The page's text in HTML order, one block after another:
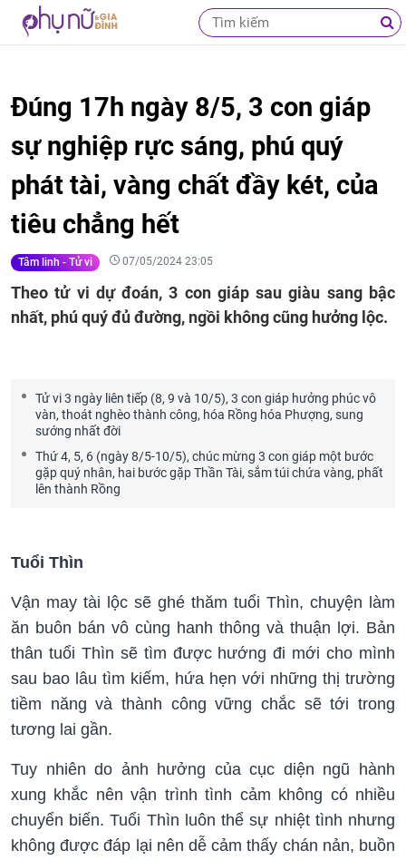
Đúng 17h ngày 8/5, 3 con giáp
sự nghiệp rực sáng, phú quý
phát tài, vàng chất đầy két, của
tiêu chẳng hết
Tâm linh - Tử vi 07/05/2024 23:05
Theo tử vi dự đoán, 3 con giáp sau giàu sang bậc
nhất, phú quý đủ đường, ngồi không cũng hưởng lộc.
Tử vi 3 ngày liên tiếp (8, 9 và 10/5), 3 con giáp hưởng phúc vô
vàn, thoát nghèo thành công, hóa Rồng hóa Phượng, sung
sướng nhất đời
Thứ 4, 5, 6 (ngày 8/5-10/5), chúc mừng 3 con giáp một bước
gặp quý nhân, hai bước gặp Thần Tài, sắm túi chứa vàng, phất
lên thành Rồng
Tuổi Thìn
Vận may tài lộc sẽ ghé thăm tuổi Thìn, chuyện làm
ăn buôn bán vô cùng hanh thông và thuận lợi. Bản
thân tuổi Thìn sẽ tìm được hướng đi mới cho mình
sau bao lâu tìm kiếm, hứa hẹn với những thị trường
tiềm năng và thành công vững chắc sẽ tới trong
tương lai gần.
Tuy nhiên do ảnh hưởng của cục diện ngũ hành
xung khắc nên vận trình tình cảm không có nhiều
chuyển biến. Tuổi Thìn luôn thể sự nhiệt tình nhưng
không được đáp lại nên dễ cảm thấy chán nản, buồn